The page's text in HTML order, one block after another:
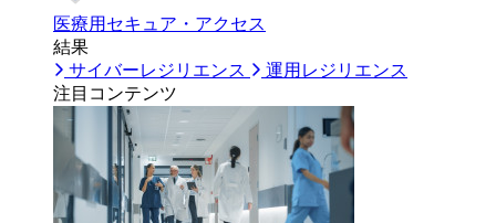
医療用セキュア・アクセス
結果
サイバーレジリエンス
運用レジリエンス
注目コンテンツ